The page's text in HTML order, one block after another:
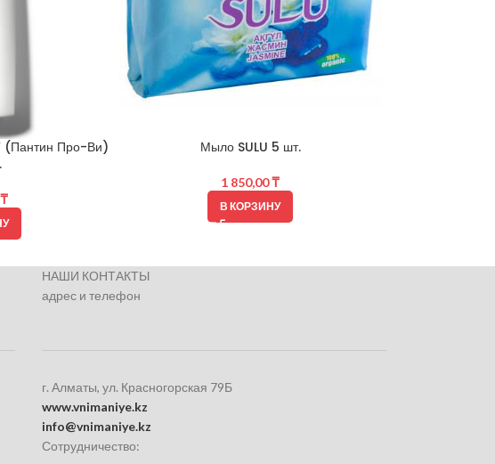
Про-Ви)
₸
Мыло SULU 5 шт.
1 850,00₸
В КОРЗИНУ
НАШИ КОНТАКТЫ
адрес и телефон
г. Алматы, ул. Красногорская 79Б
www.vnimaniye.kz
info@vnimaniye.kz
Сотрудничество: